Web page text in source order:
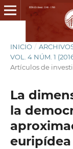
INICIO /
VOL. 4 NÚM. 1
Artículos de
La
la